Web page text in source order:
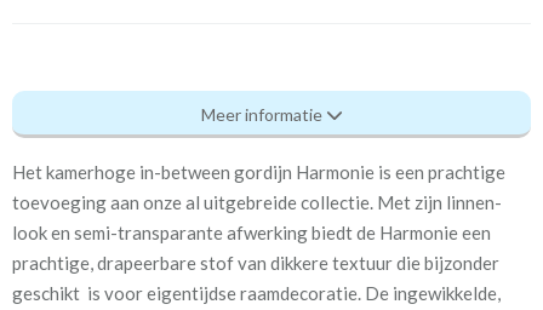
Pt_7239-387 Harmony peppermint
Eigenschappen gordijnstof
Artikelnummer
Pt_7239-387 Harmony
Kamerhoog 300 cm
Meer informatie
Het kamerhoge in-between gordijn Harmonie is een prachtige
toevoeging aan onze al uitgebreide collectie. Met zijn linnen-
look en semi-transparante afwerking biedt de Harmonie een
prachtige, drapeerbare stof van dikkere textuur die bijzonder
geschikt is voor eigentijdse raamdecoratie. De ingewikkelde,